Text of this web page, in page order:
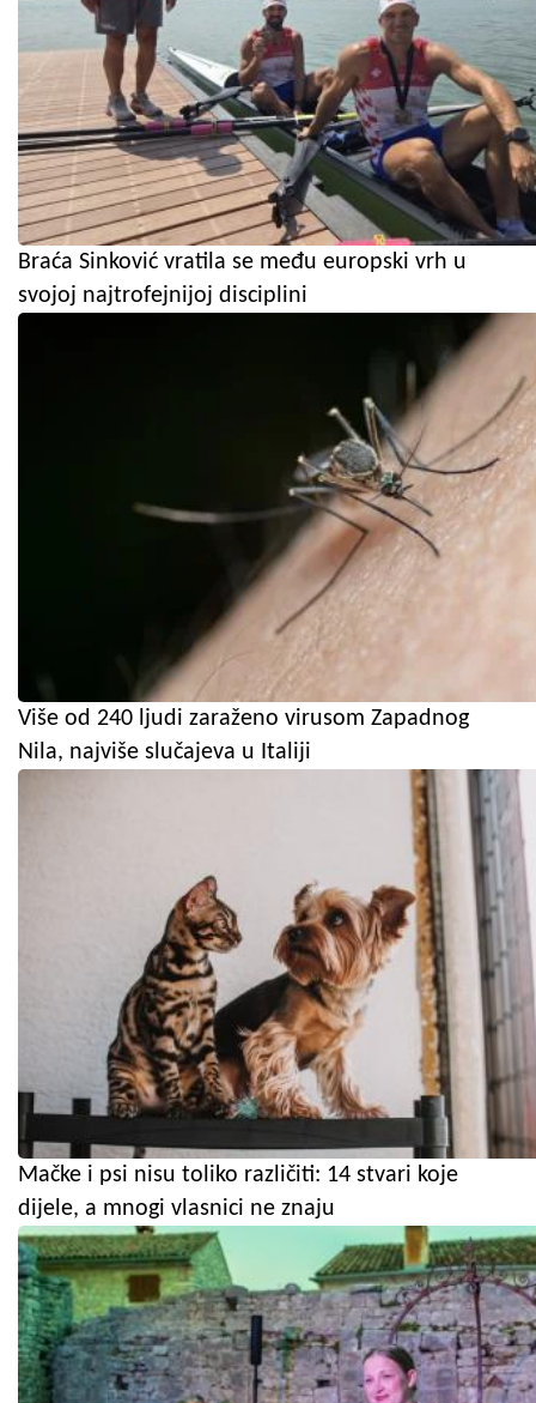
Braća Sinković vratila se među europski vrh u
svojoj najtrofejnijoj disciplini
Više od 240 ljudi zaraženo virusom Zapadnog
Nila, najviše slučajeva u Italiji
Mačke i psi nisu toliko različiti: 14 stvari koje
dijele, a mnogi vlasnici ne znaju